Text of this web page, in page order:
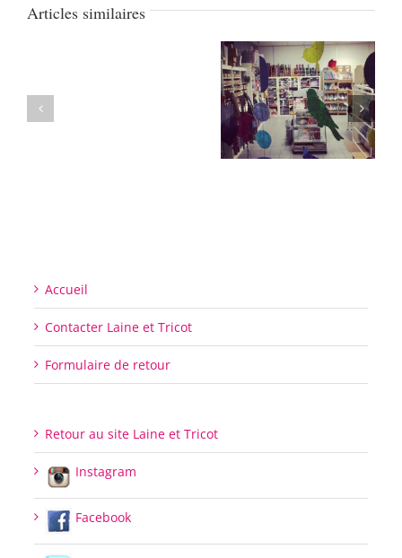
Articles similaires
Accueil
Contacter Laine et Tricot
Formulaire de retour
Retour au site Laine et Tricot
Instagram
Facebook